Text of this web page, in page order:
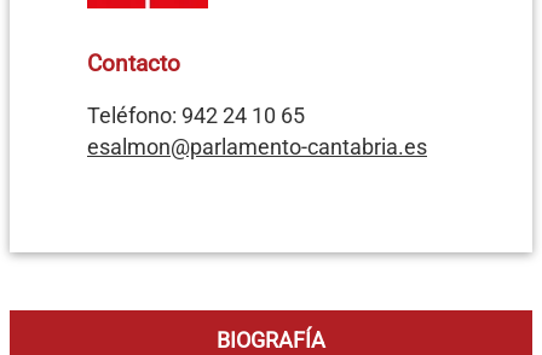
Contacto
Teléfono: 942 24 10 65
esalmon@parlamento-cantabria.es
BIOGRAFÍA